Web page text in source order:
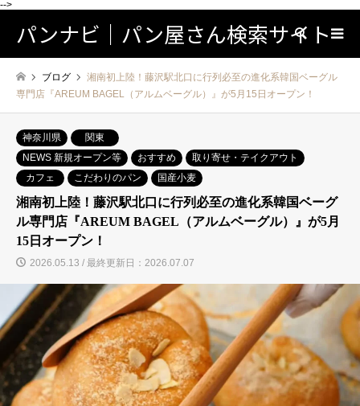
-->
パンナビ｜パン屋さん検索サイト検索
ブログ
湘南初上陸！藤沢駅北口に行列必至の進化系韓国ベーグル
専門店『AREUM BAGEL（アルムベーグル）』が5月15日オープン！
神奈川県
関東
NEWS 新規オープン等
おすすめ
取り寄せ・テイクアウト
カフェ
こだわりのパン 国産小麦
湘南初上陸！藤沢駅北口に行列必至の進化系韓国ベーグ
ル専門店『AREUM BAGEL（アルムベーグル）』が5月
15日オープン！
2026.05.13 / 最終更新日：2026.07.07